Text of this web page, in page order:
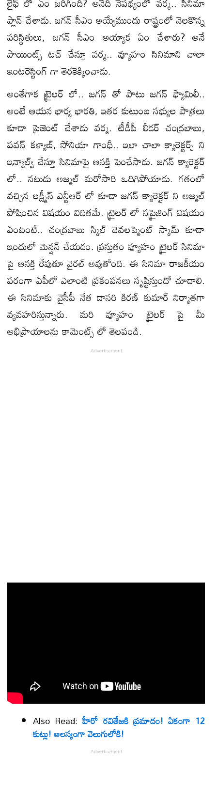
ప్లాన్ చేశాడు. జగన్ సీఎం అయ్యేముందు రాష్ట్రంలో నెలకొన్న
పరిస్థితులు, జగన్ సీఎం అయ్యాక ఏం చేశారు? అనే
పాయింట్స్ టచ్ చేస్తూ వర్మ.. వ్యూహం సినిమాని చాలా
ఇంటరెస్టింగ్ గా తెరకెక్కించాడు.
అంతేగాక ట్రైలర్ లో.. జగన్ తో పాటు జగన్ ఫ్యామిలీ..
అంటే ఆయన భార్య భారతి, ఇతర కుటుంబ సభ్యుల పాత్రలు
కూడా ప్రెజెంట్ చేశాడు వర్మ. టీడీపీ లీడర్ చంద్రబాబు,
పవన్ కళ్యాణ్, సోనియా గాంధీ.. ఇలా చాలా క్యారెక్టర్స్ ని
ఇన్వాల్వ్ చేస్తూ సినిమాపై ఆసక్తి పెంచేసాడు. జగన్ క్యారెక్టర్
లో.. నటుడు అజ్మల్ మరోసారి ఒదిగిపోయాడు. గతంలో
వచ్చిన లక్ష్మీస్ ఎన్టీఆర్ లో కూడా జగన్ క్యారెక్టర్ ని అజ్మల్
పోషించిన విషయం విదితమే. ట్రైలర్ లో సప్రైజింగ్ విషయం
ఏంటంటే.. చంద్రబాబు స్కిల్ డెవలప్మెంట్ స్కామ్ కూడా
ఇందులో మెన్షన్ చేయడం. ప్రస్తుతం వ్యూహం ట్రైలర్ సినిమా
పై ఆసక్తి రేపుతూ వైరల్ అవుతోంది. ఈ సినిమా రాజకీయం
పరంగా ఏపీలో ఎలాంటి ప్రకంపనలు సృష్టిస్తుందో చూడాలి.
ఈ సినిమాకు వైసీపీ నేత దాసరి కిరణ్ కుమార్ నిర్మాతగా
వ్యవహరిస్తున్నారు. మరి వ్యూహం ట్రైలర్ పై మీ
అభిప్రాయాలను కామెంట్స్ లో తెలపండి.
Also Read:హీరో రవితేజకి ప్రమాదం! ఏకంగా 12
కుట్లు! ఆలస్యంగా వెలుగులోకి!